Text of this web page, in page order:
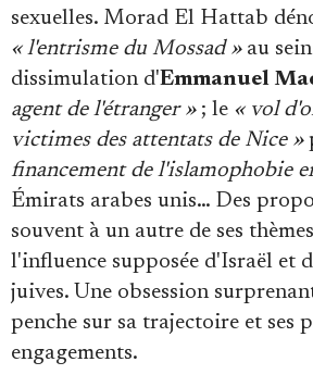
sexuelles. Morad El Hattab
« l'entrisme du Mossad »au
dissimulation d'Emmanuel
agent de l'étranger »; le « vol
victimes des attentats de Nice »
financement de l'islamophobie
Émirats arabes unis… Des
souvent à un autre de ses
l'influence supposée d'Israël et
juives. Une obsession
penche sur sa trajectoire et ses
engagements.